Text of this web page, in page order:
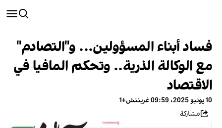
فساد أبناء المسؤولين... و"التصادم"
مع الوكالة الذرية.. وتحكم المافيا في
الاقتصاد
10 يونيو 2025، 09:59 غرينتش+1
مشاركة